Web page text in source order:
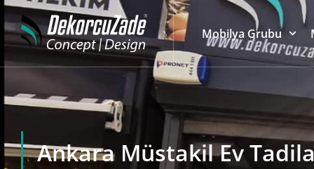
Mobilya Grubu
Ankara Müstakil Ev